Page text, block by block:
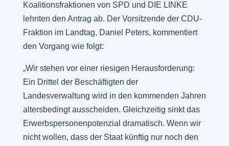
Koalitionsfraktionen von SPD und DIE LINKE
lehnten den Antrag ab. Der Vorsitzende der CDU-
Fraktion im Landtag, Daniel Peters, kommentiert
den Vorgang wie folgt:
„Wir stehen vor einer riesigen Herausforderung:
Ein Drittel der Beschäftigten der
Landesverwaltung wird in den kommenden Jahren
altersbedingt ausscheiden. Gleichzeitig sinkt das
Erwerbspersonenpotenzial dramatisch. Wenn wir
nicht wollen, dass der Staat künftig nur noch den